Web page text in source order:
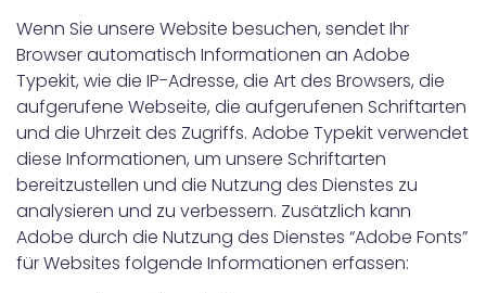
Wenn Sie unsere Website besuchen, sendet Ihr
Browser automatisch Informationen an Adobe
Typekit, wie die IP-Adresse, die Art des Browsers, die
aufgerufene Webseite, die aufgerufenen Schriftarten
und die Uhrzeit des Zugriffs. Adobe Typekit verwendet
diese Informationen, um unsere Schriftarten
bereitzustellen und die Nutzung des Dienstes zu
analysieren und zu verbessern. Zusätzlich kann
Adobe durch die Nutzung des Dienstes “Adobe Fonts”
für Websites folgende Informationen erfassen: